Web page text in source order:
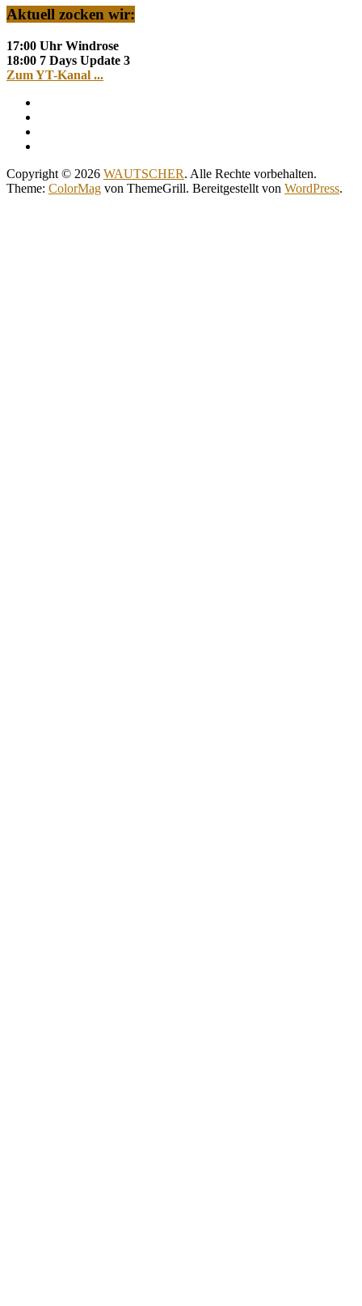
Aktuell zocken wir:
17:00 Uhr Windrose
18:00 7 Days Update 3
Zum YT-Kanal ...
Copyright © 2026 WAUTSCHER. Alle Rechte vorbehalten.
Theme: ColorMag von ThemeGrill. Bereitgestellt von WordPress.